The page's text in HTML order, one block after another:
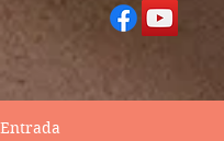
Entrada